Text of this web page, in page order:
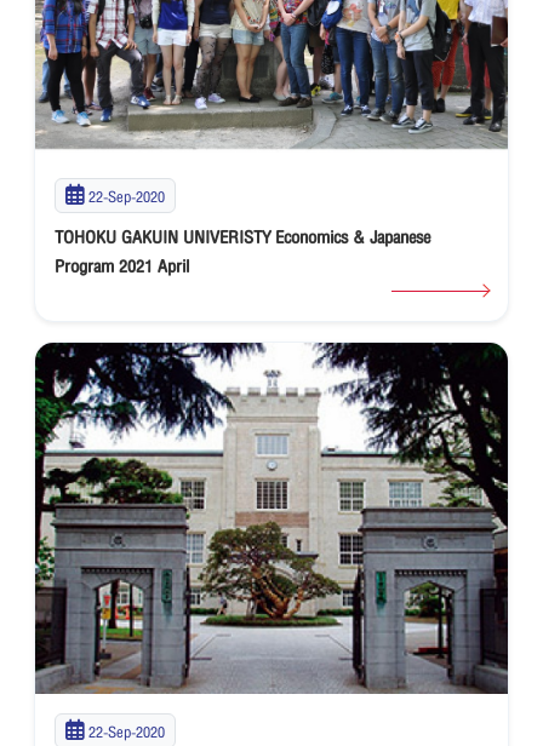
22-Sep-2020
TOHOKU GAKUIN UNIVERISTY Economics & Japanese
Program 2021 April
22-Sep-2020